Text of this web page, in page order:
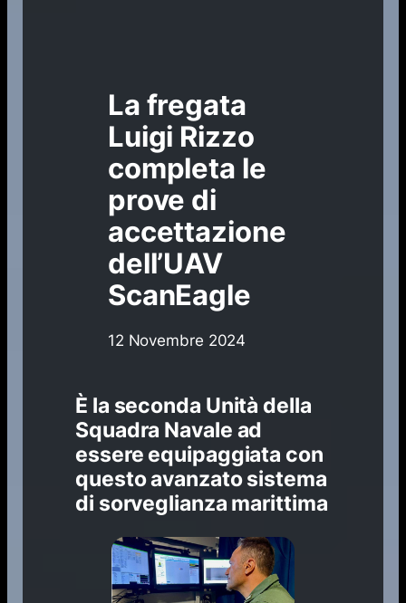
La fregata
Luigi Rizzo
completa le
prove di
accettazione
dell’UAV
ScanEagle
12 Novembre 2024
È la seconda Unità della
Squadra Navale ad
essere equipaggiata con
questo avanzato sistema
di sorveglianza marittima